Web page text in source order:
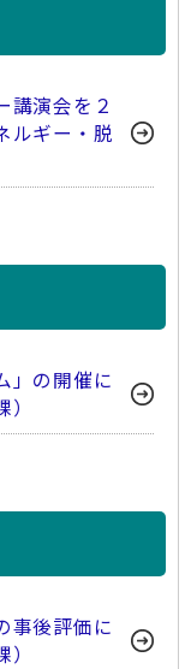
講演会を２
ルギー・脱
」の開催に
事後評価に